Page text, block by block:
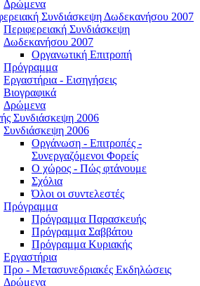
Δρώμενα
Συνδιάσκεψη Δωδεκανήσου 2007
Περιφερειακή Συνδιάσκεψη
Δωδεκανήσου 2007
Οργανωτική Επιτροπή
Πρόγραμμα
Εργαστήρια - Εισηγήσεις
Βιογραφικά
Δρώμενα
Συνδιάσκεψη 2006
Συνδιάσκεψη 2006
Οργάνωση - Επιτροπές -
Συνεργαζόμενοι Φορείς
Ο χώρος - Πώς φτάνουμε
Σχόλια
Όλοι οι συντελεστές
Πρόγραμμα
Πρόγραμμα Παρασκευής
Πρόγραμμα Σαββάτου
Πρόγραμμα Κυριακής
Εργαστήρια
Προ - Μετασυνεδριακές Εκδηλώσεις
Δρώμενα